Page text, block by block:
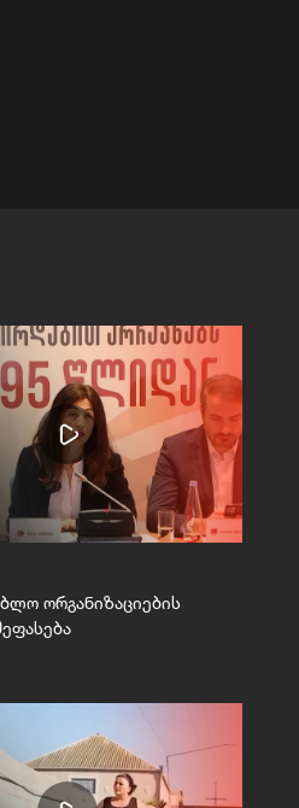
ორგანიზაციების